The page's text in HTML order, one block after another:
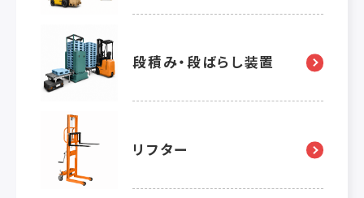
段積み・段ばらし装置
リフター